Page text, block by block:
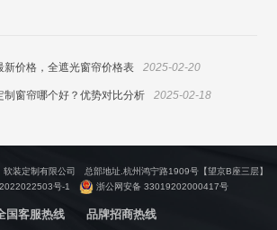
新价格，全遮光窗帘价格表 2025-02-20
制窗帘哪个好？优势对比分析 2025-02-18
装定制有限公司 总部地址.杭州鸿宁路1909号【望京B座三层】
号-1 浙公网安备 33019202000417号
国客服热线 品牌招商热线